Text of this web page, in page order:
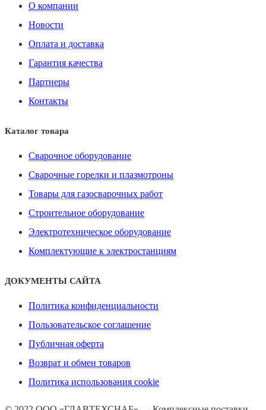
О компании
Новости
Оплата и доставка
Гарантия качества
Партнеры
Контакты
Каталог товара
Сварочное оборудование
Сварочные горелки и плазмотроны
Товары для газосварочных работ
Строительное оборудование
Электротехническое оборудование
Комплектующие к электростанциям
ДОКУМЕНТЫ САЙТА
Политика конфиденциальности
Пользовательское соглашение
Публичная оферта
Возврат и обмен товаров
Политика использования cookie